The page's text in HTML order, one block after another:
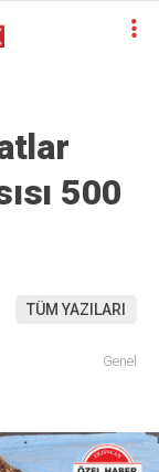
500
TÜM YAZILARI
Genel